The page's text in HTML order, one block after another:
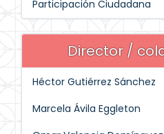
Participación Ciudadana
Director /
Héctor Gutiérrez Sánchez
Marcela Ávila Eggleton